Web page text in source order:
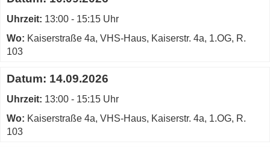
Uhrzeit: 13:00 - 15:15 Uhr
Wo: Kaiserstraße 4a, VHS-Haus, Kaiserstr. 4a, 1.OG, R.
103
Datum: 14.09.2026
Uhrzeit: 13:00 - 15:15 Uhr
Wo: Kaiserstraße 4a, VHS-Haus, Kaiserstr. 4a, 1.OG, R.
103